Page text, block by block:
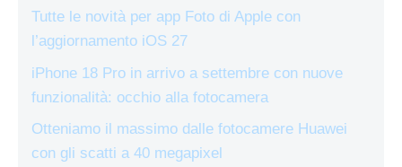
Tutte le novità per app Foto di Apple con
l’aggiornamento iOS 27
iPhone 18 Pro in arrivo a settembre con nuove
funzionalità: occhio alla fotocamera
Otteniamo il massimo dalle fotocamere Huawei
con gli scatti a 40 megapixel